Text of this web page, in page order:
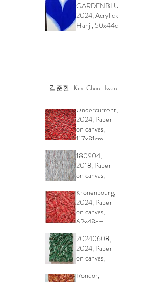
GARDENBLUE,
2024, Acrylic on
Hanji, 50x44cm
김춘환 Kim Chun Hwan
Undercurrent,
2024, Paper
on canvas,
117x81cm
180904,
2018, Paper
on canvas,
Kronenbourg,
2024, Paper
on canvas,
62x48cm
20240608,
2024, Paper
on canvas,
Rondor,